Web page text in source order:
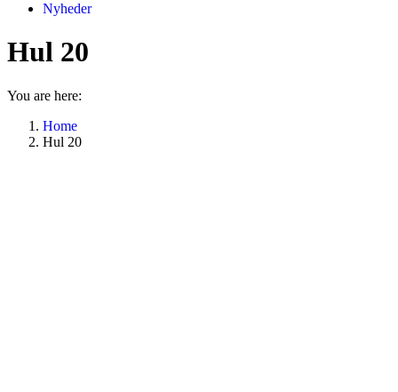
Nyheder
Hul 20
You are here:
Home
Hul 20